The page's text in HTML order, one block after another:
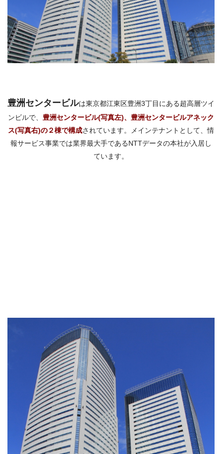
豊洲センタービルは東京都江東区豊洲3丁目にある超高層ツイ
ンビルで、 豊洲センタービル(写真左)、豊洲センタービルアネック
ス(写真右)の２棟で構成されています。メインテナントとして、情
報サービス事業では業界最大手であるNTTデータの本社が入居し
ています。